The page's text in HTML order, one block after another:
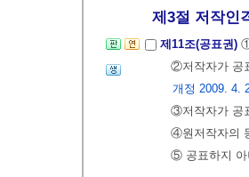
제3절 저작인
제11조(공표권)
②저작자가 공
개정 2009. 4.
③저작자가 공
④원저작자의
⑤ 공표하지 아